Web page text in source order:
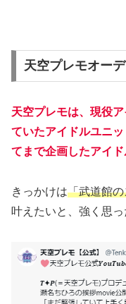
天空プレモオー
天空プレモは、現役
ていたアイドルユニ
てまで企画したアイド
きっかけは「武道館
叶えたいと、強く思っ